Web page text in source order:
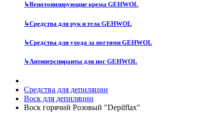
↳Венотонизирующие крема GEHWOL
↳Средства для рук и тела GEHWOL
↳Средства для ухода за ногтями GEHWOL
↳Антиперспиранты для ног GEHWOL
Средства для депиляции
Воск для депиляции
Воск горячий Розовый "Depilflax"